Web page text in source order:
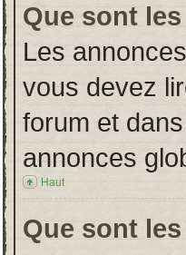
Que sont
Les
vous devez
forum et
annonces
Haut
Que sont